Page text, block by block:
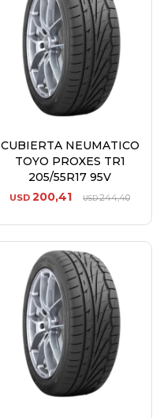
CUBIERTA NEUMATICO
TOYO PROXES TR1
205/55R17 95V
USD 200,41 USD244,40